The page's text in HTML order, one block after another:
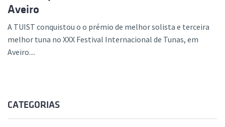
Aveiro
A TUIST conquistou o o prémio de melhor solista e terceira
melhor tuna no XXX Festival Internacional de Tunas, em
Aveiro....
CATEGORIAS